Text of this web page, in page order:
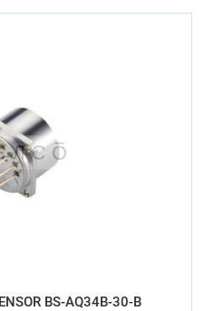
BS-AQ34B-30-B